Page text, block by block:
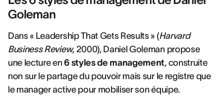
Goleman
Dans « Leadership That Gets Results » (Harvard
Business Review, 2000), Daniel Goleman propose
une lecture en6 styles de management, construite
non sur le partage du pouvoir mais sur le registre que
le manager active pour mobiliser son équipe.